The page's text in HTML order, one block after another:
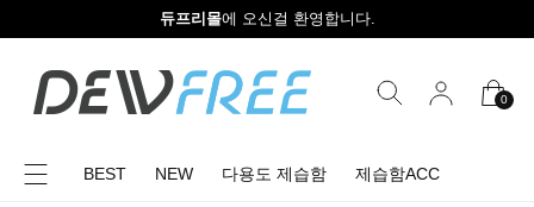
듀프리몰에 오신걸 환영합니다.
0
BEST NEW 다용도 제습함 제습함ACC